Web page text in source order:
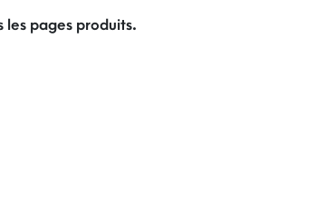
les pages produits.